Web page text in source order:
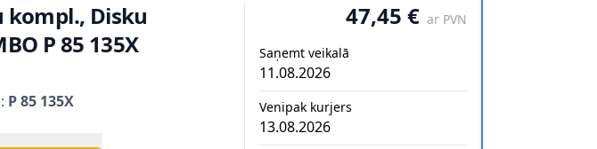
kompl., Disku
P 85 135X
P 85 135X
47,45 € ar PVN
Saņemt veikalā
11.08.2026
Venipak kurjers
13.08.2026